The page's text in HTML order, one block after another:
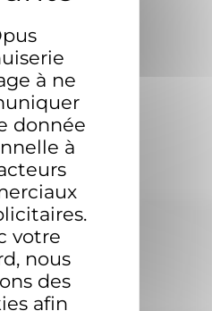
à ne
donnée
à
votre
nous
des
afin